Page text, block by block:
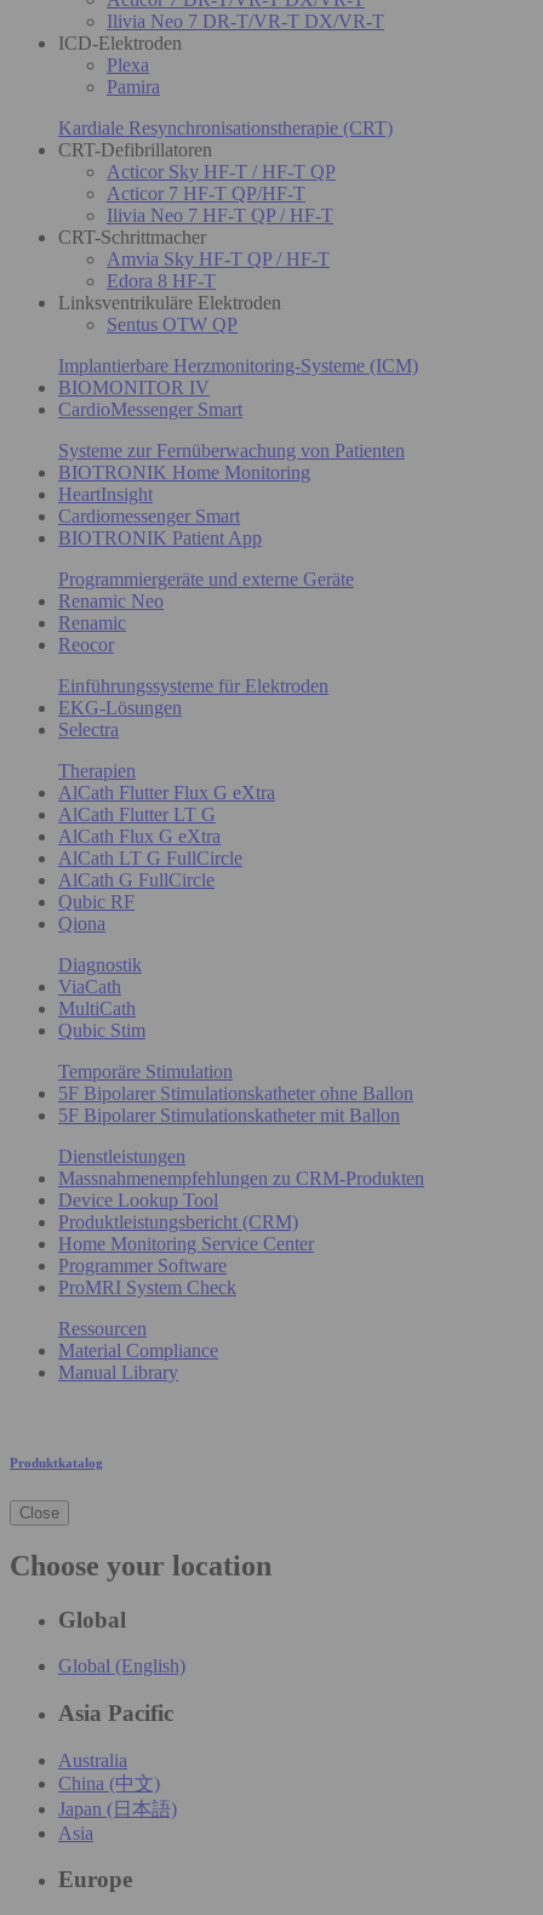
Ilivia Neo 7 DR-T/VR-T DX/VR-T
ICD-Elektroden
Plexa
Pamira
Kardiale Resynchronisationstherapie (CRT)
CRT-Defibrillatoren
Acticor Sky HF-T / HF-T QP
Acticor 7 HF-T QP/HF-T
Ilivia Neo 7 HF-T QP / HF-T
CRT-Schrittmacher
Amvia Sky HF-T QP / HF-T
Edora 8 HF-T
Linksventrikuläre Elektroden
Sentus OTW QP
Implantierbare Herzmonitoring-Systeme (ICM)
BIOMONITOR IV
CardioMessenger Smart
Systeme zur Fernüberwachung von Patienten
BIOTRONIK Home Monitoring
HeartInsight
Cardiomessenger Smart
BIOTRONIK Patient App
Programmiergeräte und externe Geräte
Renamic Neo
Renamic
Reocor
Einführungssysteme für Elektroden
EKG-Lösungen
Selectra
Therapien
AlCath Flutter Flux G eXtra
AlCath Flutter LT G
AlCath Flux G eXtra
AlCath LT G FullCircle
AlCath G FullCircle
Qubic RF
Qiona
Diagnostik
ViaCath
MultiCath
Qubic Stim
Temporäre Stimulation
5F Bipolarer Stimulationskatheter ohne Ballon
5F Bipolarer Stimulationskatheter mit Ballon
Dienstleistungen
Massnahmenempfehlungen zu CRM-Produkten
Device Lookup Tool
Produktleistungsbericht (CRM)
Home Monitoring Service Center
Programmer Software
ProMRI System Check
Ressourcen
Material Compliance
Manual Library
Produktkatalog
Close
Choose your location
Global
Global (English)
Asia Pacific
Australia
China (中文)
Japan (日本語)
Asia
Europe